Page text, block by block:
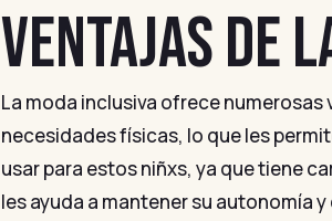
VENTAJAS DE
La moda inclusiva ofrece
necesidades físicas, lo que les
usar para estos niñxs, ya que tiene
les ayuda a mantener su autonomía